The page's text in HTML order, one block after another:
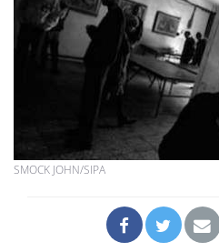
SMOCK JOHN/SIPA